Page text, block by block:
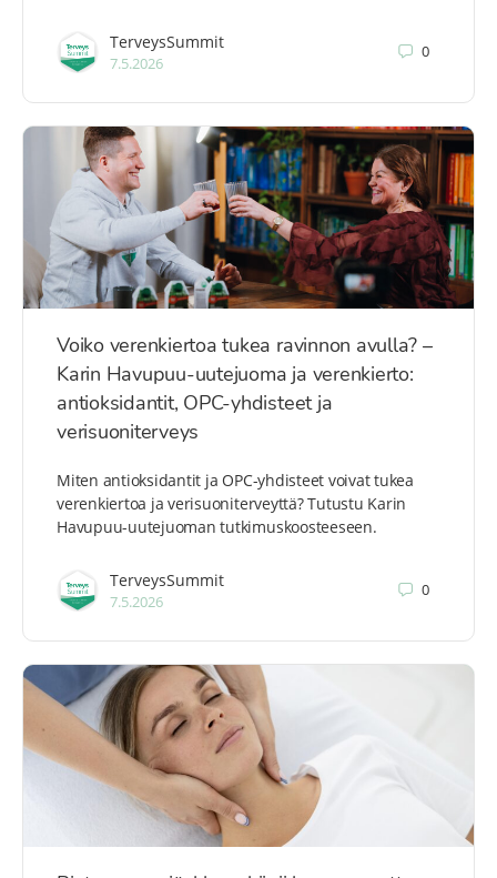
TerveysSummit
7.5.2026
0
Voiko verenkiertoa tukea ravinnon avulla? –
Karin Havupuu-uutejuoma ja verenkierto:
antioksidantit, OPC-yhdisteet ja
verisuoniterveys
Miten antioksidantit ja OPC-yhdisteet voivat tukea
verenkiertoa ja verisuoniterveyttä? Tutustu Karin
Havupuu-uutejuoman tutkimuskoosteeseen.
TerveysSummit
7.5.2026
0